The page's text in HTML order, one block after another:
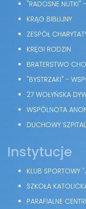
"RADOSNE
KRĄG BIBLIJNY
ZESPÓŁ
KRĘGI RODZIN
BRATERSTWO
"BYSTRZAKI" -
27 WOŁYŃSKA
WSPÓLNOTA
DUCHOWY
Instytucje
KLUB SPORTOWY
SZKOŁA
PARAFIALNE